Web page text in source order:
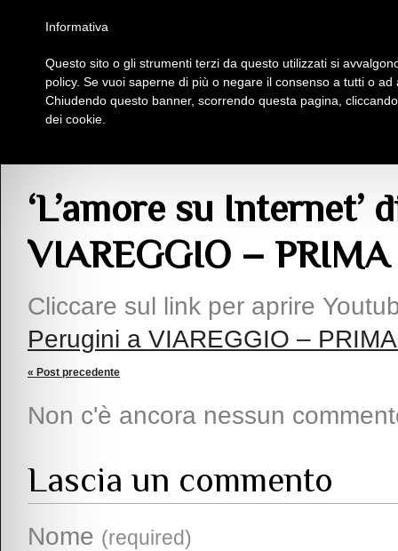
Insieme Per La Cultura
‘L’amore su
VIAREGGIO – PRIMA
Cliccare sul link per aprire
Perugini a VIAREGGIO –
« Post precedente
Non c'è ancora nessun
Lascia un commento
Nome (required)
Informativa
Questo sito o gli strumenti terzi da questo utilizzati si
policy. Se vuoi saperne di più o negare il consenso a tutti o
Chiudendo questo banner, scorrendo questa pagina,
dei cookie.